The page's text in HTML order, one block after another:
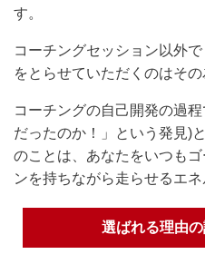
す。
コーチングセッション以外
をとらせていただくのはその
コーチングの自己開発の過
だったのか！」という発見)
のことは、あなたをいつも
ンを持ちながら走らせるエネ
選ばれる理由